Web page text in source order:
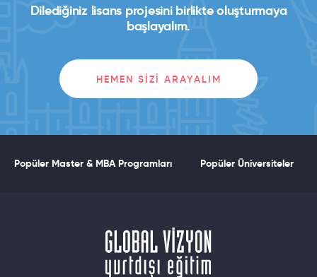
Dilediğiniz lisans projesini birlikte oluşturmaya
başlayalım.
HEMEN SIZI ARAYALIM
Popüler Master & MBA Programları Popüler Üniversiteler